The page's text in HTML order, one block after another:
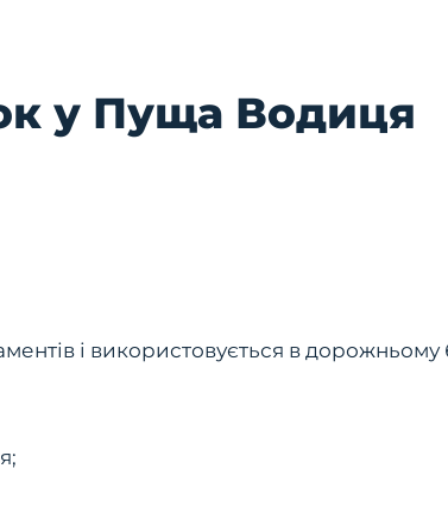
у Пуща Водиця
і використовується в дорожньому